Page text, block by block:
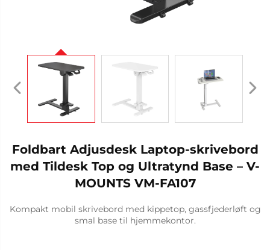
Foldbart Adjusdesk Laptop-skrivebord
med Tildesk Top og Ultratynd Base – V-
MOUNTS VM-FA107
Kompakt mobil skrivebord med kippetop, gassfjederløft og
smal base til hjemmekontor.